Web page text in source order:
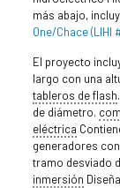
más abajo,
One/Chace (LIHI
El proyecto
largo con una
tableros de flash
de diámetro.
eléctrica
generadores
tramo desviado
inmersión